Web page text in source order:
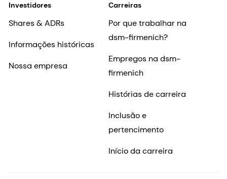
Investidores
Shares & ADRs
Informações históricas
Nossa empresa
Carreiras
Por que trabalhar na
dsm-firmenich?
Empregos na dsm-
firmenich
Histórias de carreira
Inclusão e
pertencimento
Início da carreira